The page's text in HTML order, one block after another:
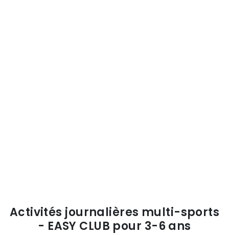
Activités journalières multi-sports
- EASY CLUB pour 3-6 ans